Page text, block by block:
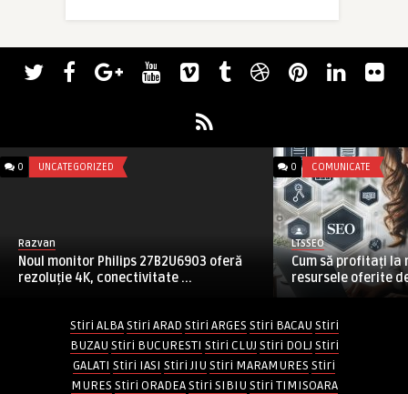
0 UNCATEGORIZED
Razvan
Noul monitor Philips 27B2U6903 oferă
rezoluție 4K, conectivitate ...
0 COMUNICATE
LTSSEO
Cum să profitați la
resursele oferite
Stiri ALBA Stiri ARAD Stiri ARGES Stiri BACAU Stiri
BUZAU Stiri BUCURESTI Stiri CLUJ Stiri DOLJ Stiri
GALATI Stiri IASI Stiri JIU Stiri MARAMURES Stiri
MURES Stiri ORADEA Stiri SIBIU Stiri TIMISOARA